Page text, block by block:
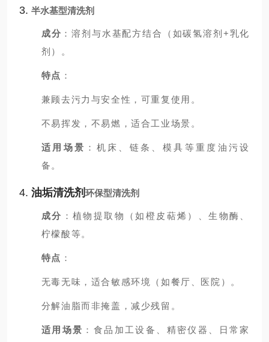
3. 半水基型清洗剂
成分 ：溶剂与水基配方结合（如碳氢溶剂+乳化
剂）。
特点 ：
兼顾去污力与安全性，可重复使用。
不易挥发，不易燃，适合工业场景。
适用场景 ：机床、链条、模具等重度油污设
备。
4. 油垢清洗剂环保型清洗剂
成分 ：植物提取物（如橙皮萜烯）、生物酶、
柠檬酸等。
特点 ：
无毒无味，适合敏感环境（如餐厅、医院）。
分解油脂而非掩盖，减少残留。
适用场景 ：食品加工设备、精密仪器、日常家